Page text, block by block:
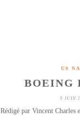
US
BOEING
9 JUIN
Rédigé par Vincent Charles